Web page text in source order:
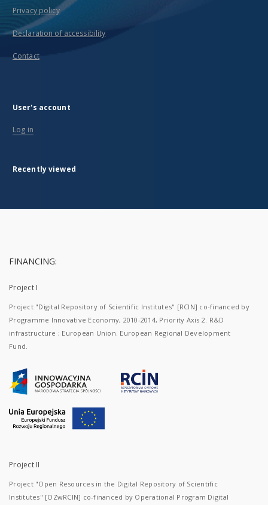
Privacy policy
Declaration of accessibility
Contact
User's account
Log in
Recently viewed
FINANCING:
Project I
Project "Digital Repository of Scientific Institutes" [RCIN] co-financed by
Programme Innovative Economy, 2010-2014, Priority Axis 2. R&D
infrastructure ; European Union. European Regional Development
Fund.
Project II
Project "Open Resources in the Digital Repository of Scientific
Institutes" [OZwRCIN] co-financed by Operational Program Digital